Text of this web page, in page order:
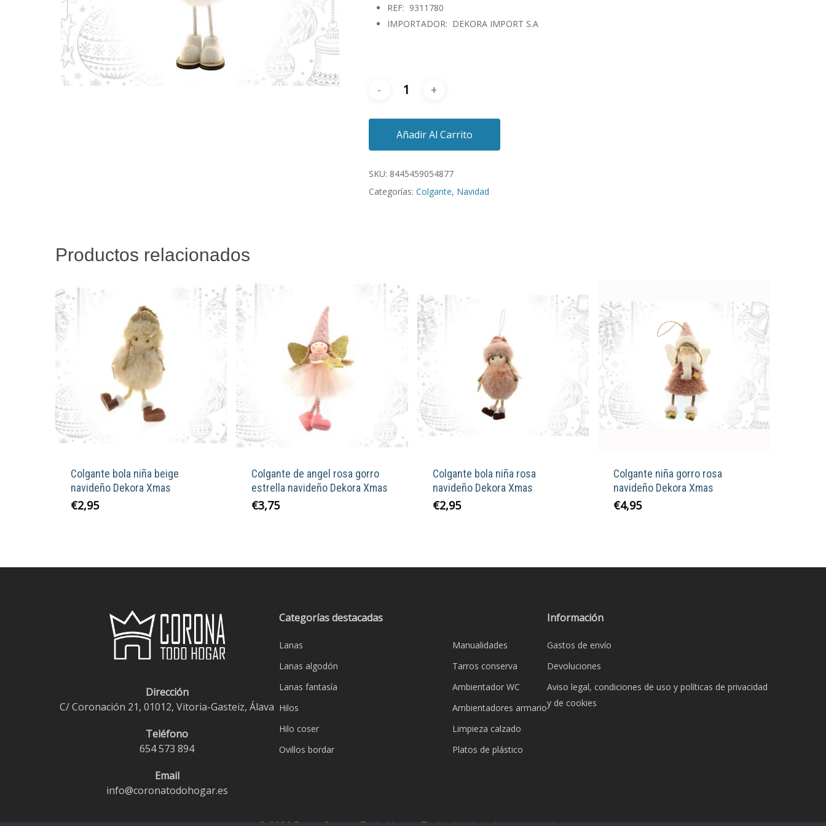
REF: 9311780
IMPORTADOR: DEKORA IMPORT S.A
Añadir Al Carrito
SKU: 8445459054877
Categorías: Colgante, Navidad
Productos relacionados
Colgante bola niña beige
navideño Dekora Xmas
€2,95
Colgante de angel rosa gorro
estrella navideño Dekora Xmas
€3,75
Colgante bola niña rosa
navideño Dekora Xmas
€2,95
Colgante niña gorro rosa
navideño Dekora Xmas
€4,95
Dirección
C/ Coronación 21, 01012, Vitoria-Gasteiz, Álava
Teléfono
654 573 894
Email
info@coronatodohogar.es
Categorías destacadas
Lanas
Lanas algodón
Lanas fantasía
Hilos
Hilo coser
Ovillos bordar
Manualidades
Tarros conserva
Ambientador WC
Ambientadores armario
Limpieza calzado
Platos de plástico
Información
Gastos de envío
Devoluciones
Aviso legal, condiciones de uso y políticas de privacidad
y de cookies